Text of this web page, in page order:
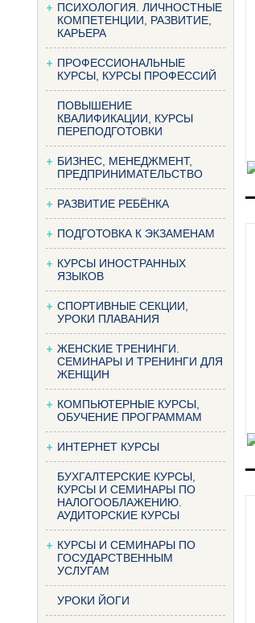
ПСИХОЛОГИЯ. ЛИЧНОСТНЫЕ
КОМПЕТЕНЦИИ, РАЗВИТИЕ,
КАРЬЕРА
ПРОФЕССИОНАЛЬНЫЕ
КУРСЫ, КУРСЫ ПРОФЕССИЙ
ПОВЫШЕНИЕ
КВАЛИФИКАЦИИ, КУРСЫ
ПЕРЕПОДГОТОВКИ
БИЗНЕС, МЕНЕДЖМЕНТ,
ПРЕДПРИНИМАТЕЛЬСТВО
РАЗВИТИЕ РЕБЁНКА
ПОДГОТОВКА К ЭКЗАМЕНАМ
КУРСЫ ИНОСТРАННЫХ
ЯЗЫКОВ
СПОРТИВНЫЕ СЕКЦИИ,
УРОКИ ПЛАВАНИЯ
ЖЕНСКИЕ ТРЕНИНГИ.
СЕМИНАРЫ И ТРЕНИНГИ ДЛЯ
ЖЕНЩИН
КОМПЬЮТЕРНЫЕ КУРСЫ,
ОБУЧЕНИЕ ПРОГРАММАМ
ИНТЕРНЕТ КУРСЫ
БУХГАЛТЕРСКИЕ КУРСЫ,
КУРСЫ И СЕМИНАРЫ ПО
НАЛОГООБЛАЖЕНИЮ.
АУДИТОРСКИЕ КУРСЫ
КУРСЫ И СЕМИНАРЫ ПО
ГОСУДАРСТВЕННЫМ
УСЛУГАМ
УРОКИ ЙОГИ